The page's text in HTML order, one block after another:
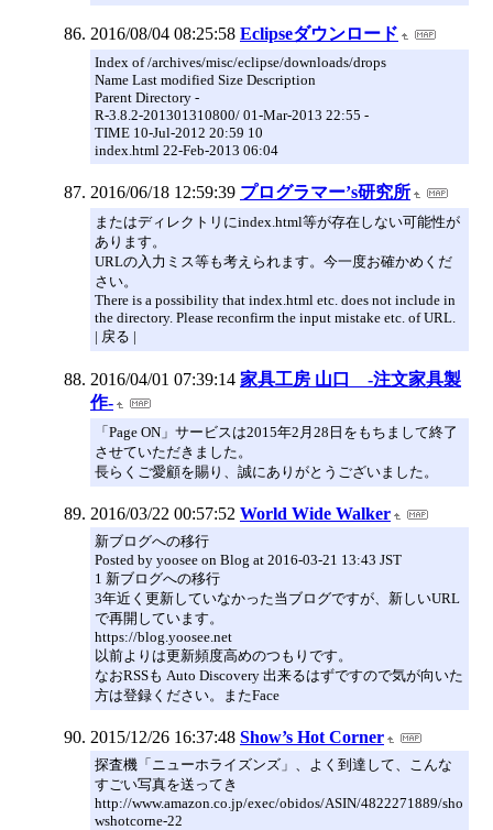
2016/08/04 08:25:58 Eclipseダウンロード
Index of /archives/misc/eclipse/downloads/drops
Name Last modified Size Description
Parent Directory -
R-3.8.2-201301310800/ 01-Mar-2013 22:55 -
TIME 10-Jul-2012 20:59 10
index.html 22-Feb-2013 06:04
2016/06/18 12:59:39 プログラマー’s研究所
またはディレクトリにindex.html等が存在しない可能性が
あります。
URLの入力ミス等も考えられます。今一度お確かめくだ
さい。
There is a possibility that index.html etc. does not include in
the directory. Please reconfirm the input mistake etc. of URL.
| 戻る |
2016/04/01 07:39:14 家具工房 山口 -注文家具製
作-
「Page ON」サービスは2015年2月28日をもちまして終了
させていただきました。
長らくご愛顧を賜り、誠にありがとうございました。
2016/03/22 00:57:52 World Wide Walker
新ブログへの移行
Posted by yoosee on Blog at 2016-03-21 13:43 JST
1 新ブログへの移行
3年近く更新していなかった当ブログですが、新しいURL
で再開しています。
https://blog.yoosee.net
以前よりは更新頻度高めのつもりです。
なおRSSも Auto Discovery 出来るはずですので気が向いた
方は登録ください。またFace
2015/12/26 16:37:48 Show’s Hot Corner
探査機「ニューホライズンズ」、よく到達して、こんな
すごい写真を送ってき
http://www.amazon.co.jp/exec/obidos/ASIN/4822271889/sho
wshotcorne-22